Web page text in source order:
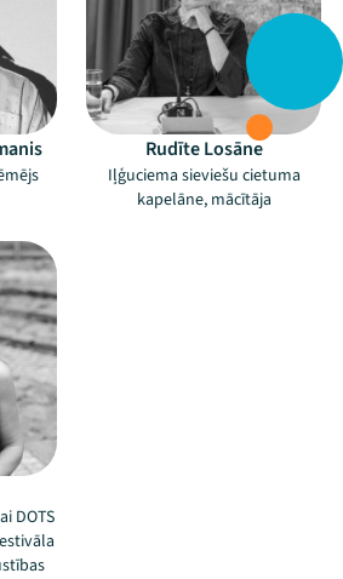
Rudīte Losāne
Iļģuciema sieviešu cietuma
kapelāne, mācītāja
DOTS